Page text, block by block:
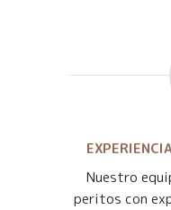
Nuestro
peritos con